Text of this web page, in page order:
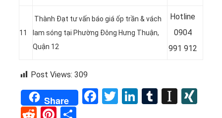
11
Thành Đạt tư vấn báo giá ốp trần & vách
lam sóng tại Phường Đông Hưng Thuận,
Quận 12
Hotline
0904
991 912
Post Views: 309
Share Facebook
TwitterLinkedIn
Tumblr